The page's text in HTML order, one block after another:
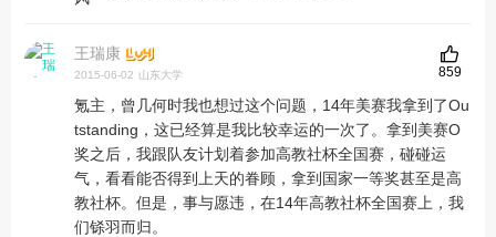
王瑞康
2015-06-02 山东大学
氪主，曾几何时我也想过这个问题，14年美赛我拿到了Ou
tstanding，这已经算是我比较幸运的一次了。拿到美赛O
奖之后，我跟队友计划着参加高教社杯全国赛，碰碰运
气，看看能否得到上天的眷顾，拿到国家一等奖甚至是高
教社杯。但是，事与愿违，在14年高教社杯全国赛上，我
们铩羽而归。
859